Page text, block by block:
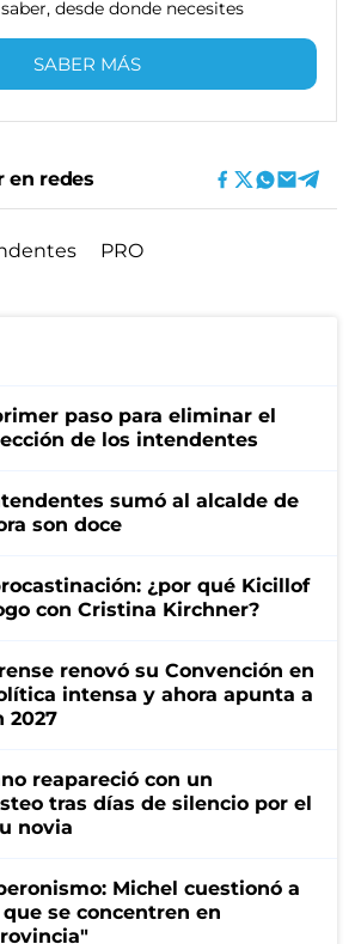
desde donde necesites
SABER MÁS
en redes
PRO
paso para eliminar el
de los intendentes
sumó al alcalde de
son doce
¿por qué Kicillof
con Cristina Kirchner?
renovó su Convención en
intensa y ahora apunta a
2027
reapareció con un
tras días de silencio por el
novia
Michel cuestionó a
se concentren en